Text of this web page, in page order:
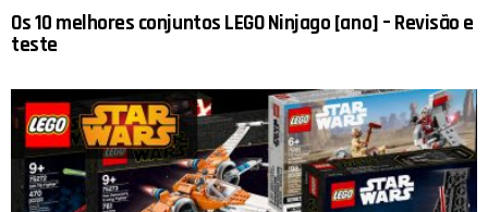
Os 10 melhores conjuntos LEGO Ninjago [ano] – Revisão e
teste